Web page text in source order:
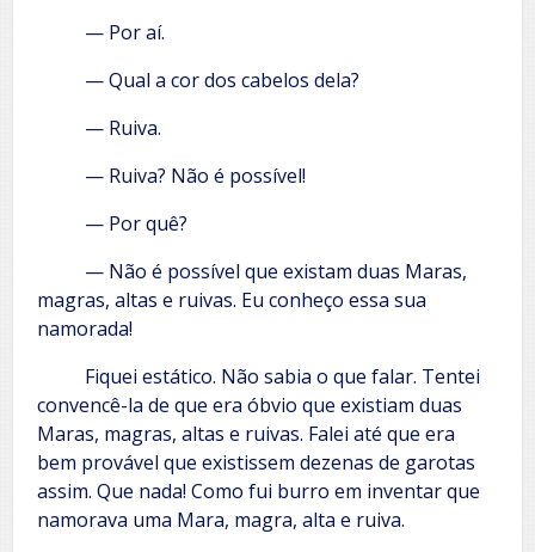
— Por aí.
— Qual a cor dos cabelos dela?
— Ruiva.
— Ruiva? Não é possível!
— Por quê?
— Não é possível que existam duas Maras,
magras, altas e ruivas. Eu conheço essa sua
namorada!
Fiquei estático. Não sabia o que falar. Tentei
convencê-la de que era óbvio que existiam duas
Maras, magras, altas e ruivas. Falei até que era
bem provável que existissem dezenas de garotas
assim. Que nada! Como fui burro em inventar que
namorava uma Mara, magra, alta e ruiva.